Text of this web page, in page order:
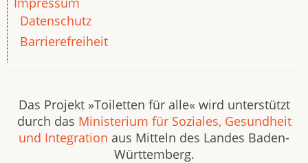
Datenschutz
Barrierefreiheit
Das Projekt »Toiletten für alle« wird unterstützt
durch das Ministerium für Soziales, Gesundheit
und Integration aus Mitteln des Landes Baden-
Württemberg.